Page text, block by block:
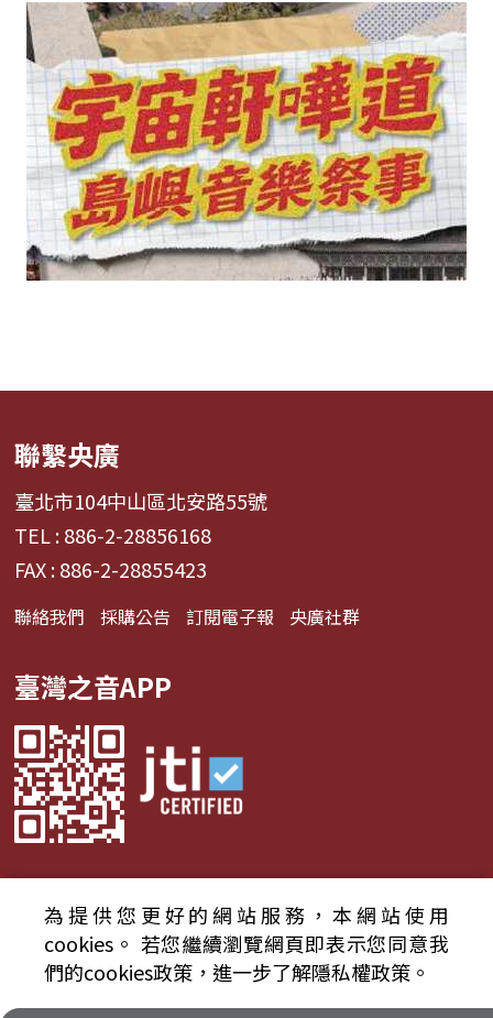
聯繫央廣
臺北市104中山區北安路55號
TEL : 886-2-28856168
FAX : 886-2-28855423
聯絡我們 採購公告 訂閱電子報 央廣社群
臺灣之音APP
© 2024財團法人中央廣播電臺 版權所有
資通安全政策聲明
服務條款 隱私權條款
為提供您更好的網站服務，本網站使用
cookies。 若您繼續瀏覽網頁即表示您同意我
們的cookies政策，進一步了解隱私權政策。